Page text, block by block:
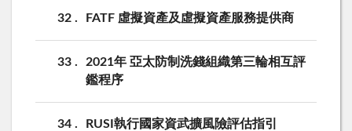
32 FATF 虛擬資產及虛擬資產服務提供商
33
2021年 亞太防制洗錢組織第三輪相互評
鑑程序
34 RUSI執行國家資武擴風險評估指引